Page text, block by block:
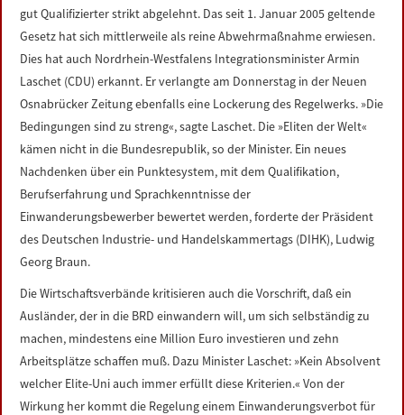
gut Qualifizierter strikt abgelehnt. Das seit 1. Januar 2005 geltende
Gesetz hat sich mittlerweile als reine Abwehrmaßnahme erwiesen.
Dies hat auch Nordrhein-Westfalens Integrationsminister Armin
Laschet (CDU) erkannt. Er verlangte am Donnerstag in der Neuen
Osnabrücker Zeitung ebenfalls eine Lockerung des Regelwerks. »Die
Bedingungen sind zu streng«, sagte Laschet. Die »Eliten der Welt«
kämen nicht in die Bundesrepublik, so der Minister. Ein neues
Nachdenken über ein Punktesystem, mit dem Qualifikation,
Berufserfahrung und Sprachkenntnisse der
Einwanderungsbewerber bewertet werden, forderte der Präsident
des Deutschen Industrie- und Handelskammertags (DIHK), Ludwig
Georg Braun.
Die Wirtschaftsverbände kritisieren auch die Vorschrift, daß ein
Ausländer, der in die BRD einwandern will, um sich selbständig zu
machen, mindestens eine Million Euro investieren und zehn
Arbeitsplätze schaffen muß. Dazu Minister Laschet: »Kein Absolvent
welcher Elite-Uni auch immer erfüllt diese Kriterien.« Von der
Wirkung her kommt die Regelung einem Einwanderungsverbot für